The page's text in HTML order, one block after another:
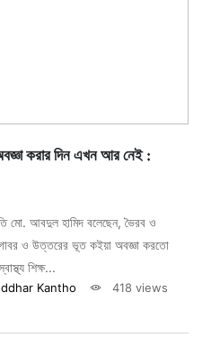
করার দিন এখন আর নেই :
মো. আবদুল হামিদ বলেছেন, ভৈরব ও
ও উত্তরের ভূত কইয়া অবজ্ঞা করতো
শিক্ষ...
Kantho 418 views